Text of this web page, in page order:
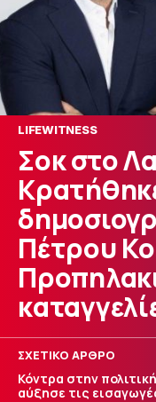
LIFEWITNESS
Σοκ στο
Πέτρου
ΣΧΕΤΙΚΟ ΑΡΘΡΟ
Κόντρα στην
αύξησε τις